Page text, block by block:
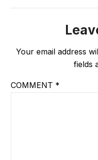
Your email address
fields
COMMENT *